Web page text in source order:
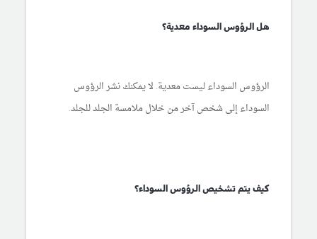
هل الرؤوس السوداء معدية؟
الرؤوس السوداء ليست معدية. لا يمكنك نشر الرؤوس
السوداء إلى شخص آخر من خلال ملامسة الجلد للجلد.
كيف يتم تشخيص الرؤوس السوداء؟